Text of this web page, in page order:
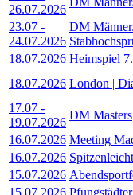
26.07.2026
23.07 -
24.07.2026
DM
18.07.2026 Heimspiel
18.07.2026 London |
17.07 -
19.07.2026
DM Masters
16.07.2026 Meeting
16.07.2026
15.07.2026
15.07.2026